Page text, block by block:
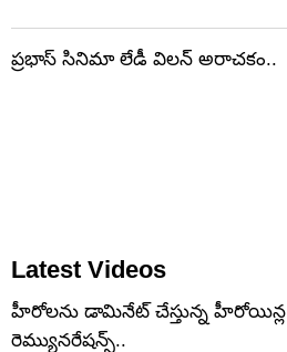
ప్రభాస్ సినిమా లేడీ విలన్ అరాచకం..
Latest Videos
హీరోలను డామినేట్ చేస్తున్న హీరోయిన్ల
రెమ్యునరేషన్స్..